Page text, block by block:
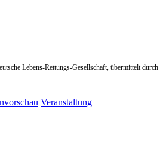
Lebens-Rettungs-Gesellschaft, übermittelt durch
Veranstaltung